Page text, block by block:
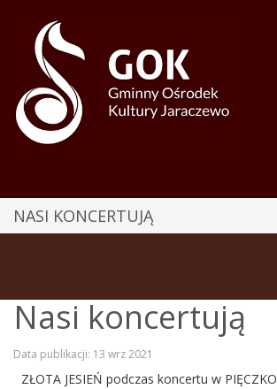
NASI KONCERTUJĄ
Nasi koncertują
Data publikacji: 13 wrz 2021
ZŁOTA JESIEŃ podczas koncertu w